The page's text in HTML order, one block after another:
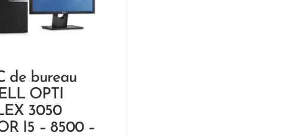
de bureau
OPTI
3050
I5 – 8500 –